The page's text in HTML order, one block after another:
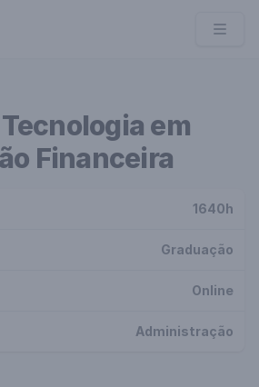
em
Financeira
1640h
Graduação
Online
Administração